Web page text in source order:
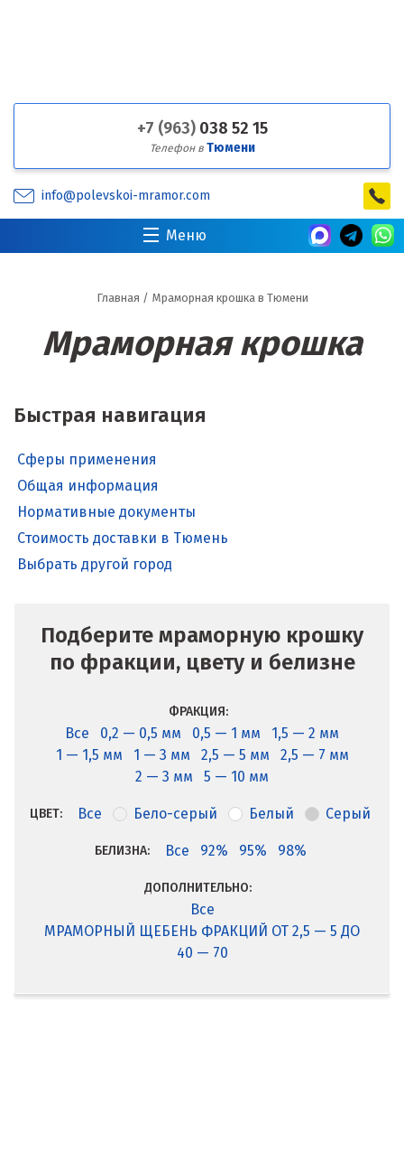
+7 (963) 038 52 15
Телефон в Тюмени
info@polevskoi-mramor.com
Меню
Главная / Мраморная крошка в Тюмени
Мраморная крошка
Быстрая навигация
Сферы применения
Общая информация
Нормативные документы
Стоимость доставки в Тюмень
Выбрать другой город
Подберите мраморную крошку
по фракции, цвету и белизне
ФРАКЦИЯ:
Все 0,2 — 0,5 мм 0,5 — 1 мм
1,5 — 2 мм
1 — 1,5 мм
1 — 3 мм 2,5 — 5 мм
2,5 — 7 мм
2 — 3 мм
5 — 10 мм
ЦВЕТ: Все Бело-серый Белый Серый
БЕЛИЗНА: Все 92% 95% 98%
ДОПОЛНИТЕЛЬНО:
Все
МРАМОРНЫЙ ЩЕБЕНЬ ФРАКЦИЙ ОТ 2,5 — 5 ДО
40 — 70